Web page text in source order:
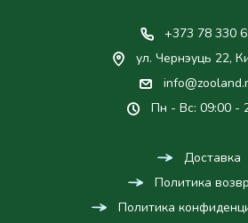
+373 78 330
ул. Чернэуць 22,
Пн - Вс: 09:00 -
Доставка
Политика
Политика